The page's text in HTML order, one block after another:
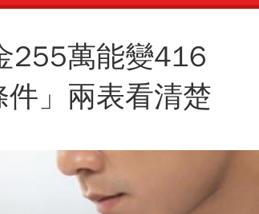
255萬能變416
」兩表看清楚